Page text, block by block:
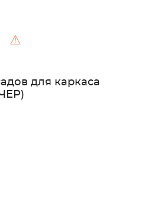
⚠
для каркаса